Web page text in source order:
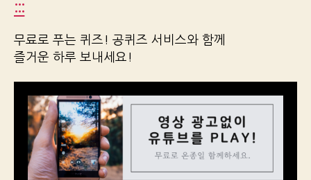
:::
무료로 푸는 퀴즈! 공퀴즈 서비스와 함께
즐거운 하루 보내세요!